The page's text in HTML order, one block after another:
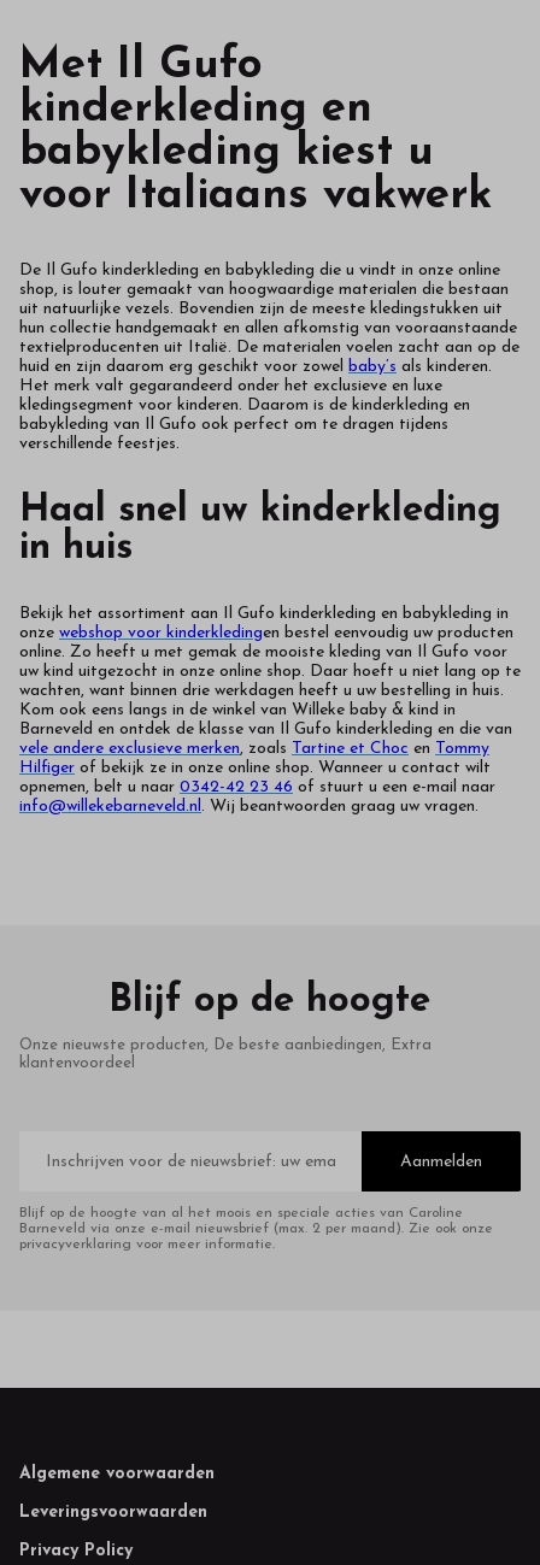
Met Il Gufo
kinderkleding en
babykleding kiest u
voor Italiaans vakwerk
De Il Gufo kinderkleding en babykleding die u vindt in onze online
shop, is louter gemaakt van hoogwaardige materialen die bestaan
uit natuurlijke vezels. Bovendien zijn de meeste kledingstukken uit
hun collectie handgemaakt en allen afkomstig van vooraanstaande
textielproducenten uit Italië. De materialen voelen zacht aan op de
huid en zijn daarom erg geschikt voor zowel baby’s als kinderen.
Het merk valt gegarandeerd onder het exclusieve en luxe
kledingsegment voor kinderen. Daarom is de kinderkleding en
babykleding van Il Gufo ook perfect om te dragen tijdens
verschillende feestjes.
Haal snel uw kinderkleding
in huis
Bekijk het assortiment aan Il Gufo kinderkleding en babykleding in
onze webshop voor kinderkledingen bestel eenvoudig uw producten
online. Zo heeft u met gemak de mooiste kleding van Il Gufo voor
uw kind uitgezocht in onze online shop. Daar hoeft u niet lang op te
wachten, want binnen drie werkdagen heeft u uw bestelling in huis.
Kom ook eens langs in de winkel van Willeke baby & kind in
Barneveld en ontdek de klasse van Il Gufo kinderkleding en die van
vele andere exclusieve merken, zoals Tartine et Choc en Tommy
Hilfiger of bekijk ze in onze online shop. Wanneer u contact wilt
opnemen, belt u naar 0342-42 23 46 of stuurt u een e-mail naar
info@willekebarneveld.nl. Wij beantwoorden graag uw vragen.
Blijf op de hoogte
Onze nieuwste producten, De beste aanbiedingen, Extra
klantenvoordeel
mailadres
Aanmelden
Blijf op de hoogte van al het moois en speciale acties van Caroline
Barneveld via onze e-mail nieuwsbrief (max. 2 per maand). Zie ook onze
privacyverklaring voor meer informatie.
Footer
Algemene voorwaarden
Leveringsvoorwaarden
Privacy Policy